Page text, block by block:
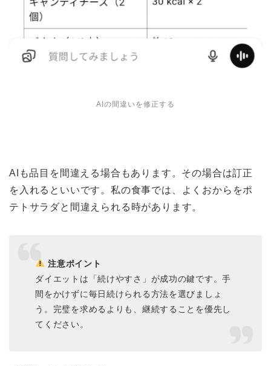
AIの間違いを修正する
AIも品目を間違える場合もあります。その場合は訂正
を入れるといいです。私の食事では、よくおからをポ
テトサラダと間違えられる時があります。
注意ポイント
ダイエットは「続けやすさ」が成功の鍵です。手
間をかけずに毎日続けられる方法を選びましょ
う。完璧を求めるよりも、継続することを優先し
てください。